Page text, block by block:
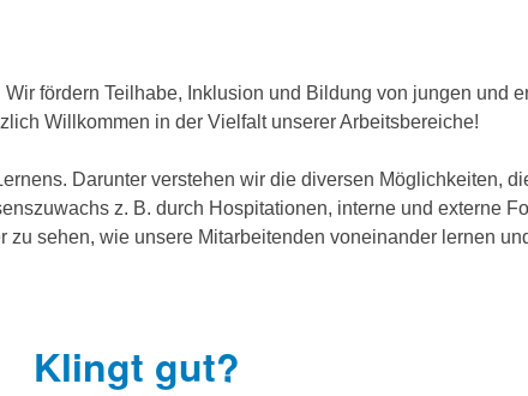
fördern Teilhabe, Inklusion und Bildung von jungen und
Willkommen in der Vielfalt unserer Arbeitsbereiche!
Darunter verstehen wir die diversen Möglichkeiten,
z. B. durch Hospitationen, interne und externe
sehen, wie unsere Mitarbeitenden voneinander lernen
Klingt gut?